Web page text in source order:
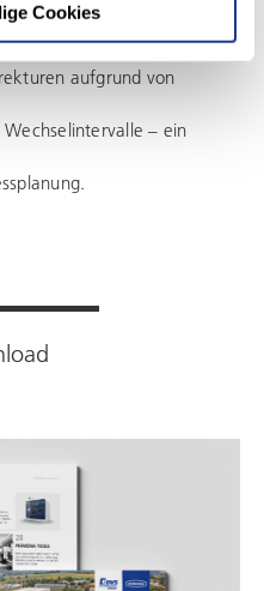
Cookies
Schwenkachse sorgt dabei
aufgrund von
– ein